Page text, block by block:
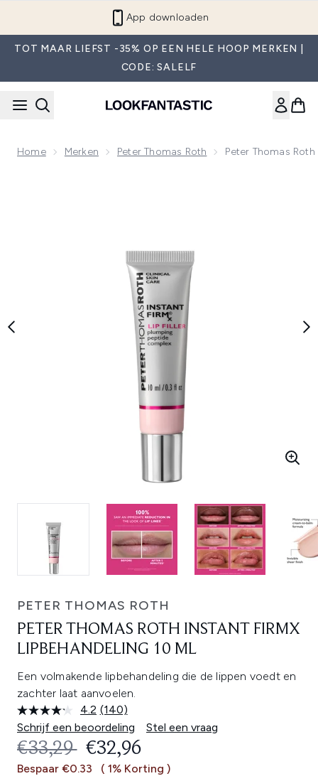
App downloaden
TOT MAAR LIEFST -35% OP EEN HELE HOOP MERKEN |
CODE: SALELF
Home Merken Peter Thomas Roth Peter Thomas
PETER THOMAS ROTH
PETER THOMAS ROTH INSTANT FIRMX
LIPBEHANDELING 10 ML
Een volmakende lipbehandeling die de lippen voedt en
zachter laat aanvoelen.
4.2 Lees
140
beoordelingen.
Dezelfde
paginalink.
(140)
Schrijf een beoordeling
Stel een vraag
RECOMMENDED RETAIL PRICE:
€33,29 HUIDIGE PRIJS:
€32,96
Bespaar €0.33 ( 1% Korting )